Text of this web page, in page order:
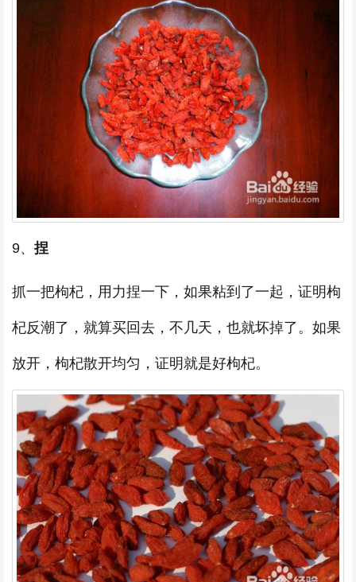
9、 捏
抓一把枸杞，用力捏一下，如果粘到了一起，证明枸
杞反潮了，就算买回去，不几天，也就坏掉了。如果
放开，枸杞散开均匀，证明就是好枸杞。